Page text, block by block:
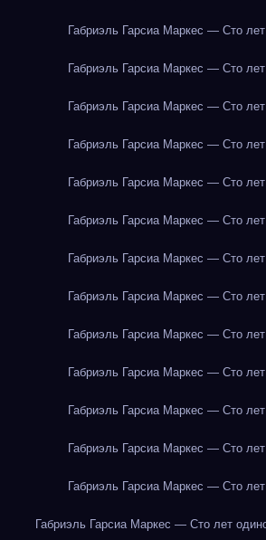
Габриэль Гарсиа Маркес — Сто
Габриэль Гарсиа Маркес — Сто
Габриэль Гарсиа Маркес — Сто
Габриэль Гарсиа Маркес — Сто
Габриэль Гарсиа Маркес — Сто
Габриэль Гарсиа Маркес — Сто
Габриэль Гарсиа Маркес — Сто
Габриэль Гарсиа Маркес — Сто
Габриэль Гарсиа Маркес — Сто
Габриэль Гарсиа Маркес — Сто
Габриэль Гарсиа Маркес — Сто
Габриэль Гарсиа Маркес — Сто
Габриэль Гарсиа Маркес — Сто
Габриэль Гарсиа Маркес — Сто лет